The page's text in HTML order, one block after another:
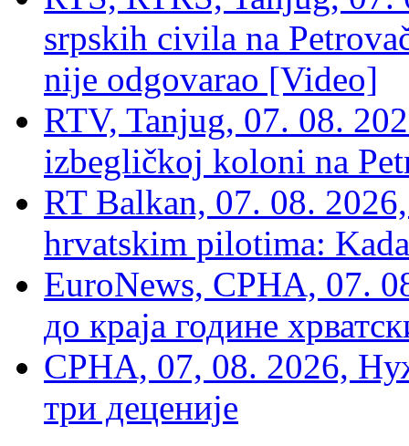
srpskih civila na
nije odgovarao [Video]
RTV, Tanjug, 07. 08.
izbegličkoj koloni na
RT Balkan, 07. 08.
hrvatskim pilotima:
EuroNews, СРНА, 07.
до краја године
СРНА, 07, 08. 2026,
три деценије